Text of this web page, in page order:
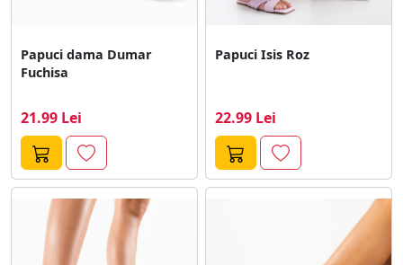
Papuci dama Dumar
Fuchisa
21.99 Lei
Papuci Isis Roz
22.99 Lei